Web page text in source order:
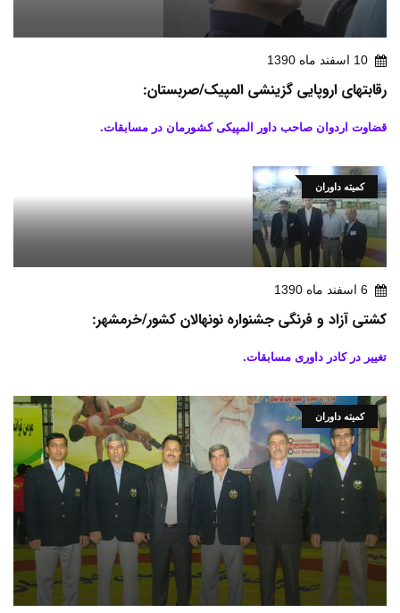
10 اسفند ماه 1390
رقابتهای اروپایی گزینشی المپیک/صربستان:
قضاوت اردوان صاحب داور المپیکی کشورمان در مسابقات.
کمیته داوران
6 اسفند ماه 1390
کشتی آزاد و فرنگی جشنواره نونهالان کشور/خرمشهر:
تغییر در کادر داوری مسابقات.
کمیته داوران